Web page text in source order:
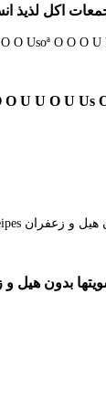
U U O U Us